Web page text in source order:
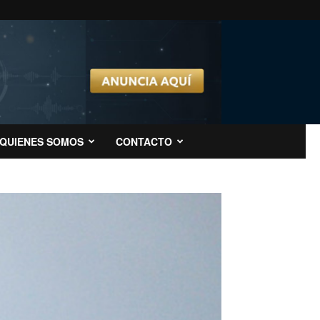
QUIENES SOMOS CONTACTO